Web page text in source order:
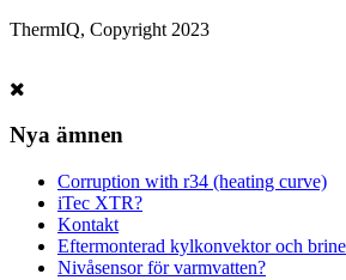
ThermIQ, Copyright 2023
Nya ämnen
Corruption with r34 (heating curve)
iTec XTR?
Kontakt
Eftermonterad kylkonvektor och
Nivåsensor för varmvatten?